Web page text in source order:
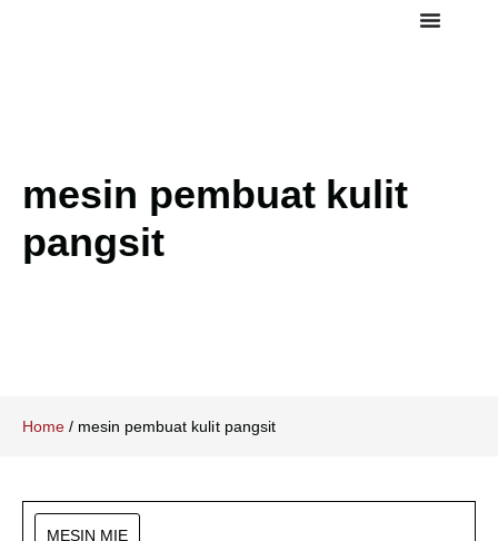
mesin pembuat kulit
pangsit
Home / mesin pembuat kulit pangsit
MESIN MIE